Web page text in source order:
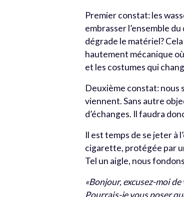
Premier constat: les
embrasser l’ensemble
dégrade le matériel?
hautement mécanique
et les costumes qui
Deuxième constat: nous
viennent. Sans autre
d’échanges. Il faudra
Il est temps de se jeter à
cigarette, protégée par
Tel un aigle, nous
«Bonjour, excusez-moi
Pourrais-je vous poser